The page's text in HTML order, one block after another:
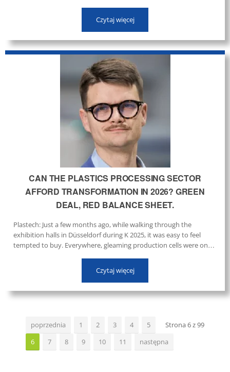
perspektyw: gospodarczej, regulacyjnej i handlowej. ...
Czytaj więcej
CAN THE PLASTICS PROCESSING SECTOR
AFFORD TRANSFORMATION IN 2026? GREEN
DEAL, RED BALANCE SHEET.
Plastech: Just a few months ago, while walking through the
exhibition halls in Düsseldorf during K 2025, it was easy to feel
tempted to buy. Everywhere, gleaming production cells were on
Smart – Responsible", promised a bright, green and digital future.
Czytaj więcej
Strona 6 z 99
poprzednia 1 2 3 4
5
6
7 8 9 10 11 następna